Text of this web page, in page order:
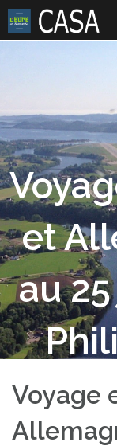
Skip
content
et
au
Voyage